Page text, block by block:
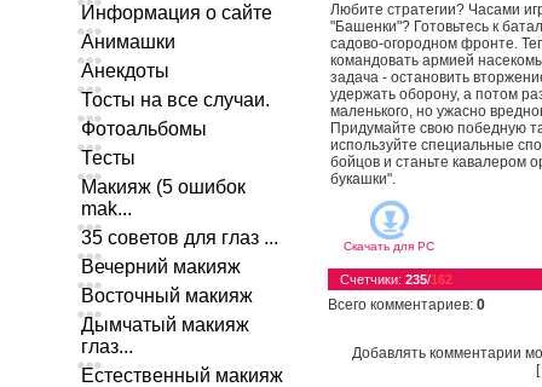
Информация о сайте
Анимашки
Анекдоты
Тосты на все случаи.
Фотоальбомы
Тесты
Макияж (5 ошибок
mak...
35 советов для глаз ...
Вечерний макияж
Восточный макияж
Дымчатый макияж
глаз...
Естественный макияж
Любите стратегии? Часами
"Башенки"? Готовьтесь к
садово-огородном фронте.
командовать армией
задача - остановить
удержать оборону, а потом
маленького, но ужасно
Придумайте свою победную
используйте специальные
бойцов и станьте кавалером
букашки".
Скачать для PC
Счетчики: 235/162
Всего комментариев: 0
Добавлять комментарии
[